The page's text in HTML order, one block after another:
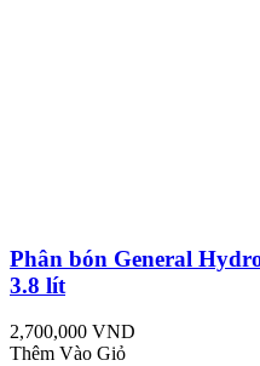
Phân bón General
3.8 lít
2,700,000 VND
Thêm Vào Giỏ